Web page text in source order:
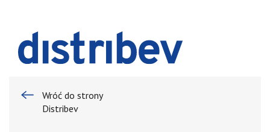
Wróć do strony
Distribev